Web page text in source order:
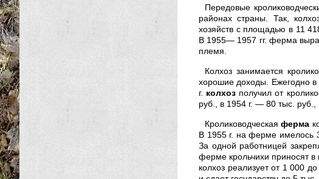
Передовые
районах страны. Так,
хозяйств с площадью в 11
В 1955— 1957 гг. ферма
племя.
Колхоз занимается
хорошие доходы. Ежегодно
г. колхоз получил от
руб., в 1954 г. — 80 тыс.
Кролиководческаяферма
В 1955 г. на ферме имелось
За одной работницей
ферме крольчихи приносят в
колхоз реализует от 1 000